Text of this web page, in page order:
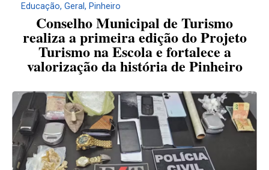
Educação, Geral, Pinheiro
Conselho Municipal de Turismo
realiza a primeira edição do Projeto
Turismo na Escola e fortalece a
valorização da história de Pinheiro